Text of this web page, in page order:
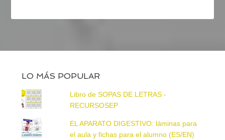
LO MÁS POPULAR
Libro de SOPAS DE LETRAS -
RECURSOSEP
EL APARATO DIGESTIVO: láminas para
el aula y fichas para el alumno (ES/EN)